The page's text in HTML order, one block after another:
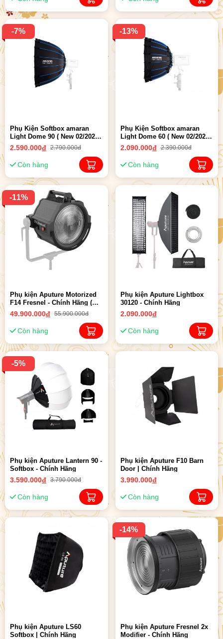
-7%
Phụ Kiện Softbox amaran
Light Dome 90 ( New 02/2025 )
- Chính hãng
2.590.000đ 2.790.000đ
Còn hàng
-13%
Phụ Kiện Softbox amaran
Light Dome 60 ( New 02/2025 )
- Chính hãng
2.090.000đ 2.390.000đ
Còn hàng
-11%
Phụ kiện Aputure Motorized
F14 Fresnel - Chính Hãng (
New 10-2023)
49.900.000đ 55.900.000đ
Còn hàng
Phụ kiện Aputure Lightbox
30120 - Chính Hãng
2.090.000đ
Còn hàng
-5%
Phụ kiện Aputure Lantern 90 -
Softbox - Chính Hãng
3.590.000đ 3.790.000đ
Còn hàng
Phụ kiện Aputure F10 Barn
Door | Chính Hãng
3.990.000đ
Còn hàng
Phụ kiện Aputure LS60
Softbox | Chính Hãng
-14%
Phụ kiện Aputure Fresnel 2x
Modifier - Chính Hãng